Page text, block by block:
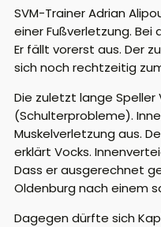
SVM-Trainer Adrian
einer Fußverletzung. Bei
Er fällt vorerst aus. Der
sich noch rechtzeitig
Die zuletzt lange
(Schulterprobleme).
Muskelverletzung aus.
erklärt Vocks.
Dass er ausgerechnet
Oldenburg nach einem
Dagegen dürfte sich